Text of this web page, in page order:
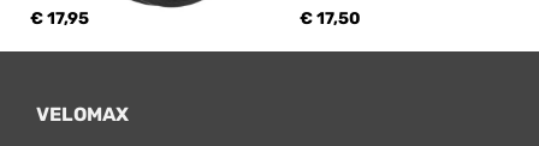
€ 17,95 € 17,50
VELOMAX